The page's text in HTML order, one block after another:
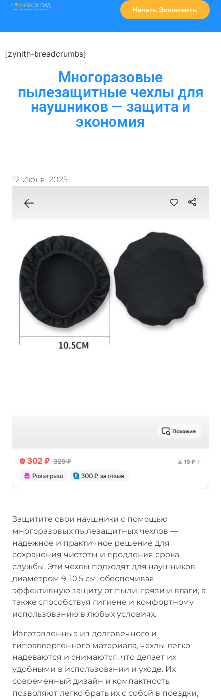
Начать Экономить
[zynith-breadcrumbs]
Многоразовые
пылезащитные чехлы для
наушников — защита и
экономия
12 Июня, 2025
Защитите свои наушники с помощью
многоразовых пылезащитных чехлов —
надежное и практичное решение для
сохранения чистоты и продления срока
службы. Эти чехлы подходят для наушников
диаметром 9-10.5 см, обеспечивая
эффективную защиту от пыли, грязи и влаги, а
также способствуя гигиене и комфортному
использованию в любых условиях.
Изготовленные из долговечного и
гипоаллергенного материала, чехлы легко
надеваются и снимаются, что делает их
удобными в использовании и уходе. Их
современный дизайн и компактность
позволяют легко брать их с собой в поездки,